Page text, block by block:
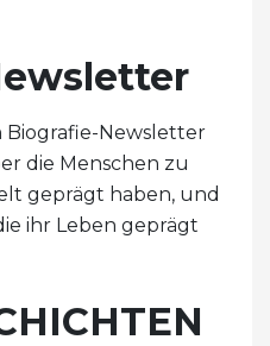
Biografie-Newsletter
die Menschen zu
geprägt haben, und
ihr Leben geprägt